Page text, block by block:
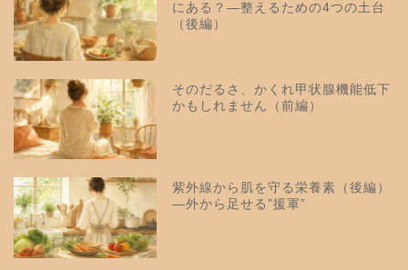
にある？—整えるための4つの土台
（後編）
そのだるさ、かくれ甲状腺機能低下
かもしれません（前編）
紫外線から肌を守る栄養素（後編）
—外から足せる”援軍”